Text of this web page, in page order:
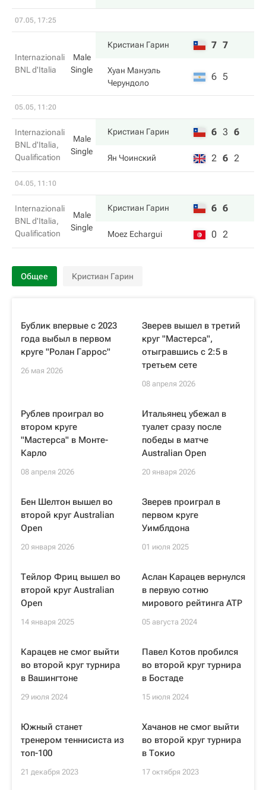
07.05, 17:25
Internazionali
BNL d'Italia
Male
Single
Кристиан Гарин 7 7
Хуан Мануэль
Черундоло
6 5
05.05, 11:20
Internazionali
BNL d'Italia,
Qualification
Male
Single
Кристиан Гарин 6 3 6
Ян Чоинский 2 6 2
04.05, 11:10
Internazionali
BNL d'Italia,
Qualification
Male
Single
Кристиан Гарин 6 6
Moez Echargui 0 2
Общее Кристиан Гарин
Бублик впервые с 2023
года выбыл в первом
круге "Ролан Гаррос"
26 мая 2026
Зверев вышел в третий
круг "Мастерса",
отыгравшись с 2:5 в
третьем сете
08 апреля 2026
Рублев проиграл во
втором круге
"Мастерса" в Монте-
Карло
08 апреля 2026
Итальянец убежал в
туалет сразу после
победы в матче
Australian Open
20 января 2026
Бен Шелтон вышел во
второй круг Australian
Open
20 января 2026
Зверев проиграл в
первом круге
Уимблдона
01 июля 2025
Тейлор Фриц вышел во
второй круг Australian
Open
14 января 2025
Аслан Карацев вернулся
в первую сотню
мирового рейтинга ATP
05 августа 2024
Карацев не смог выйти
во второй круг турнира
в Вашингтоне
29 июля 2024
Павел Котов пробился
во второй круг турнира
в Бостаде
15 июля 2024
Южный станет
тренером теннисиста из
топ-100
21 декабря 2023
Хачанов не смог выйти
во второй круг турнира
в Токио
17 октября 2023